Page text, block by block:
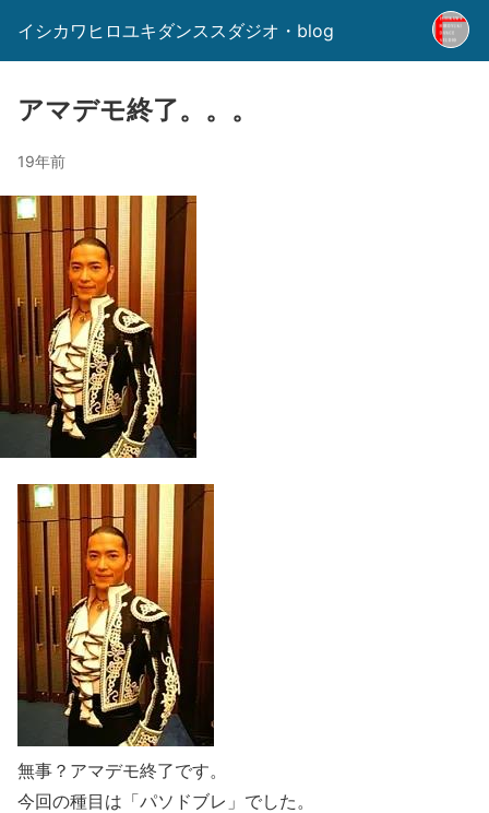
イシカワヒロユキダンススダジオ・blog
アマデモ終了。。。
19年前
無事？アマデモ終了です。
今回の種目は「パソドブレ」でした。